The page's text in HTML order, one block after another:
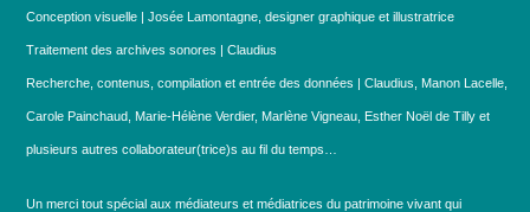
Conception visuelle | Josée Lamontagne, designer graphique et illustratrice
Traitement des archives sonores | Claudius
Recherche, contenus, compilation et entrée des données | Claudius, Manon Lacelle,
Carole Painchaud, Marie-Hélène Verdier, Marlène Vigneau, Esther Noël de Tilly et
plusieurs autres collaborateur(trice)s au fil du temps…
Un merci tout spécial aux médiateurs et médiatrices du patrimoine vivant qui